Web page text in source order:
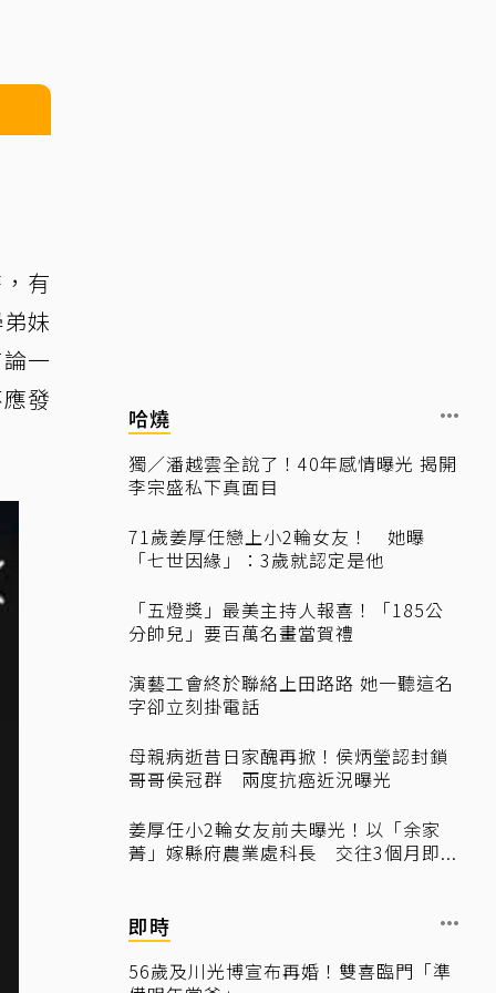
有
妹
一
發
哈燒
獨／潘越雲全說了！40年感情曝光 揭開
李宗盛私下真面目
71歲姜厚任戀上小2輪女友！ 她曝
「七世因緣」：3歲就認定是他
「五燈獎」最美主持人報喜！「185公
分帥兒」要百萬名畫當賀禮
演藝工會終於聯絡上田路路 她一聽這名
字卻立刻掛電話
母親病逝昔日家醜再掀！侯炳瑩認封鎖
哥哥侯冠群 兩度抗癌近況曝光
姜厚任小2輪女友前夫曝光！以「余家
菁」嫁縣府農業處科長 交往3個月即...
即時
56歲及川光博宣布再婚！雙喜臨門「準